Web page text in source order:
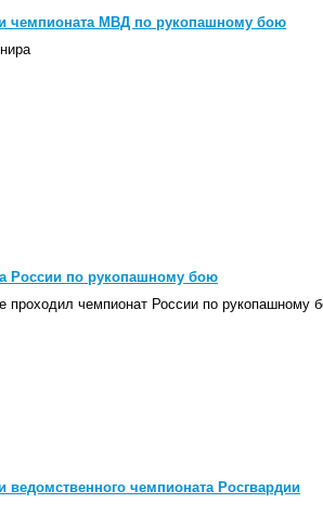
чемпионата МВД по рукопашному бою
России по рукопашному бою
проходил чемпионат России по рукопашному
чемпионата Росгвардии